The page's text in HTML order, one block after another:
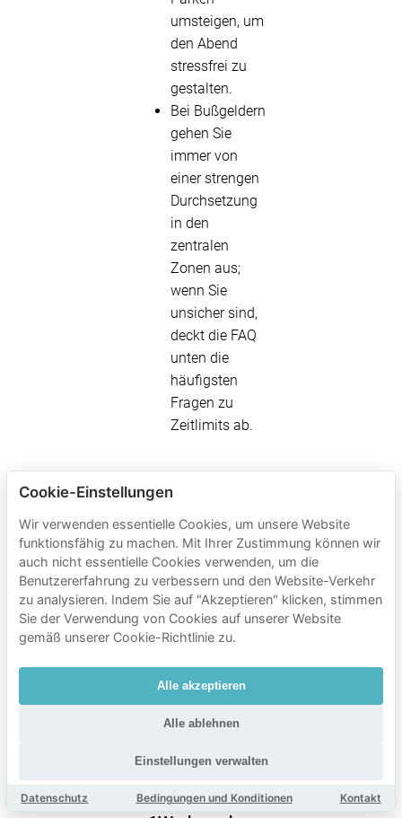
umsteigen, um
den Abend
stressfrei zu
gestalten.
Bei Bußgeldern
gehen Sie
immer von
einer strengen
Durchsetzung
in den
zentralen
Zonen aus;
wenn Sie
unsicher sind,
deckt die FAQ
unten die
häufigsten
Fragen zu
Zeitlimits ab.
Mobypark-
Parkgebühren
in der Nähe
von
Manhattn's
Burgers
Mobypark-Parkgebühren
1 Stunde parken
24 Stunden parken
von€ 11.59
Cookie-Einstellungen
Wir verwenden essentielle Cookies, um unsere Website
funktionsfähig zu machen. Mit Ihrer Zustimmung können wir
auch nicht essentielle Cookies verwenden, um die
Benutzererfahrung zu verbessern und den Website-Verkehr
zu analysieren. Indem Sie auf "Akzeptieren" klicken, stimmen
Sie der Verwendung von Cookies auf unserer Website
gemäß unserer Cookie-Richtlinie zu.
Alle akzeptieren
Alle ablehnen
Einstellungen verwalten
Datenschutz Bedingungen und Konditionen Kontakt